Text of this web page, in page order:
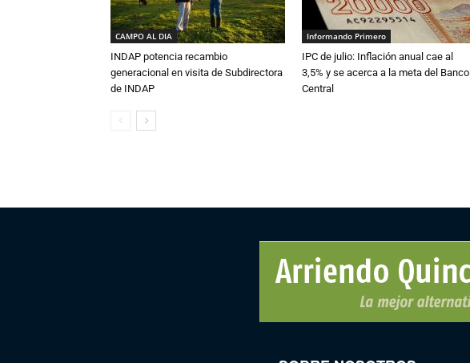
CAMPO AL DIA
INDAP potencia recambio
generacional en visita de Subdirectora
de INDAP
Informando Primero
IPC de julio: Inflación anual cae al
3,5% y se acerca a la meta del Banco
Central